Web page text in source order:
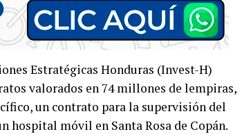
Estratégicas Honduras (Invest-H)
valorados en 74 millones de lempiras,
un contrato para la supervisión del
hospital móvil en Santa Rosa de Copán.